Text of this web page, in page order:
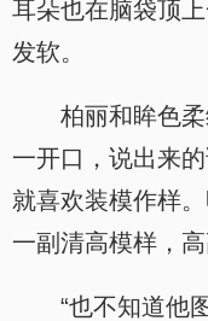
耳朵也在脑袋顶
发软。
柏丽和眸色
一开口，说出来
就喜欢装模作样
一副清高模样，
“也不知道他